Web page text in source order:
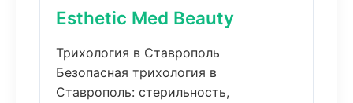
Esthetic Med Beauty
Трихология в Ставрополь
Безопасная трихология в
Ставрополь: стерильность,